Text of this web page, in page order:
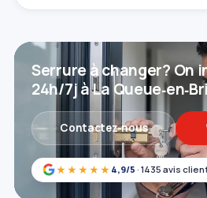
★★★★★ 4,9/5 · 1435 avis
Serrure à changer? On
24h/7j à La
Contactez‑nous